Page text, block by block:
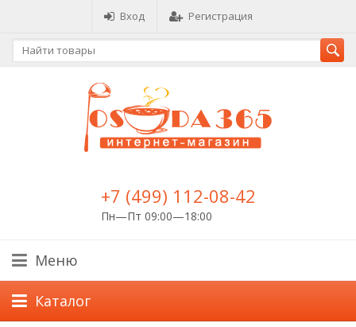
Вход Регистрация
+7 (499) 112-08-42
Пн—Пт 09:00—18:00
Меню
Каталог